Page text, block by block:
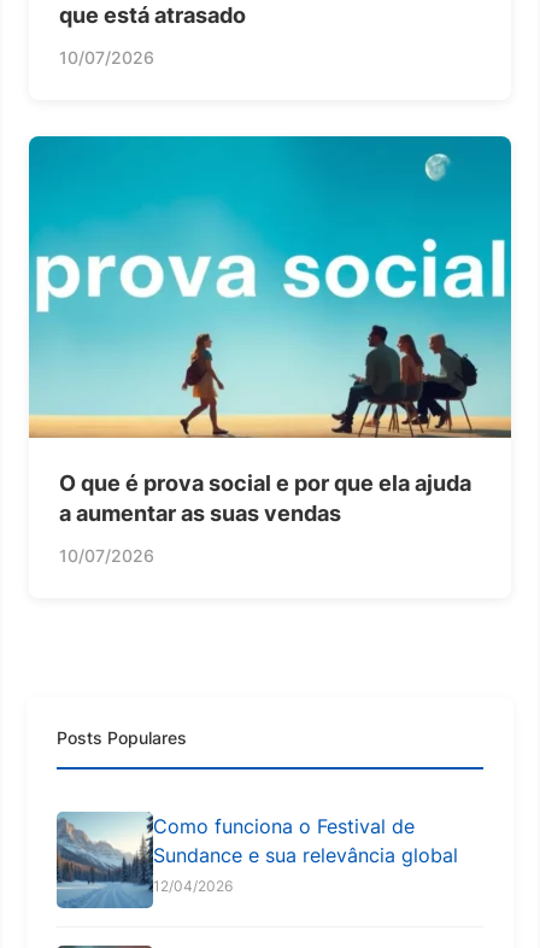
que está atrasado
10/07/2026
O que é prova social e por que ela ajuda
a aumentar as suas vendas
10/07/2026
Posts Populares
Como funciona o Festival de
Sundance e sua relevância global
12/04/2026